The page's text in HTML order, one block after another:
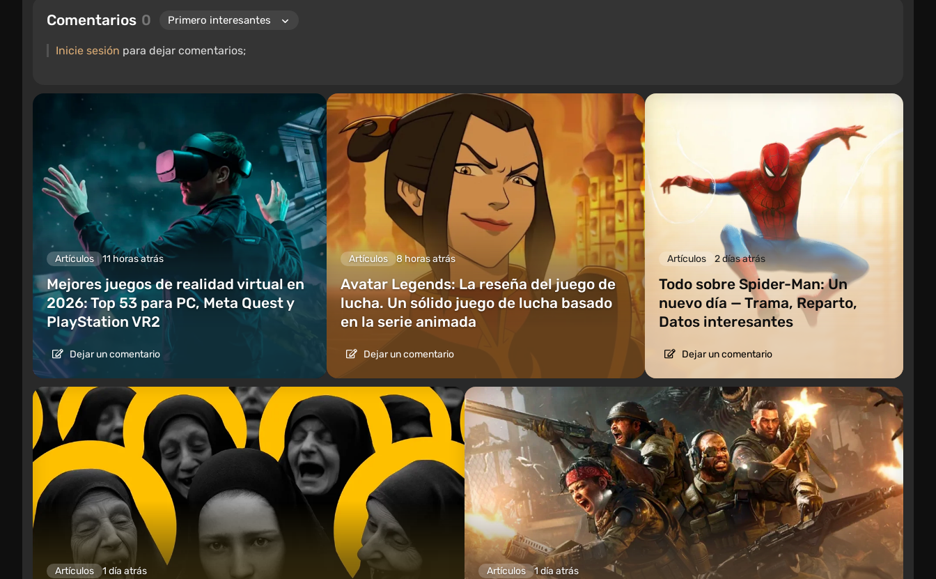
Comentarios 0
Inicie sesión para dejar comentarios;
Artículos 11 horas atrás
Mejores juegos de realidad virtual en
2026: Top 53 para PC, Meta Quest y
PlayStation VR2
Dejar un comentario
Artículos 8 horas atrás
Avatar Legends: La reseña del juego de
lucha. Un sólido juego de lucha basado
en la serie animada
Dejar un comentario
Artículos 2 días atrás
Todo sobre Spider-Man: Un
nuevo día — Trama, Reparto,
Datos interesantes
Dejar un comentario
Artículos 1 día atrás Artículos 1 día atrás